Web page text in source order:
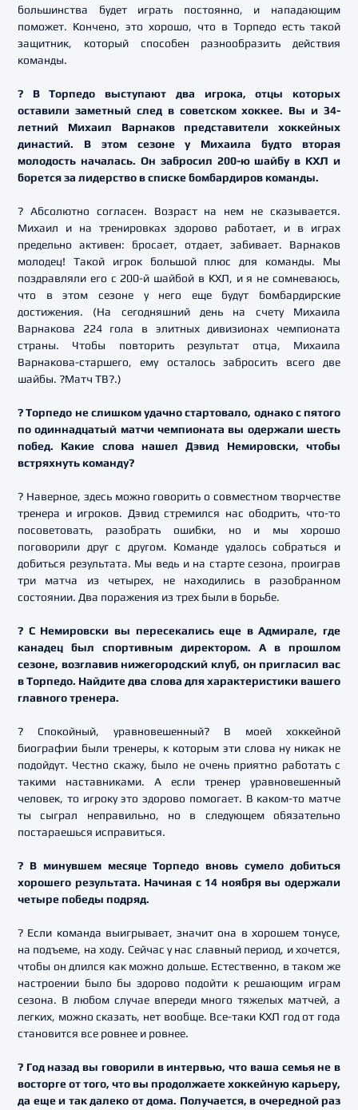
большинства будет играть постоянно, и нападающим
поможет. Кончено, это хорошо, что в Торпедо есть такой
защитник, который способен разнообразить действия
команды.
? В Торпедо выступают два игрока, отцы которых
оставили заметный след в советском хоккее. Вы и 34-
летний Михаил Варнаков представители хоккейных
династий. В этом сезоне у Михаила будто вторая
молодость началась. Он забросил 200-ю шайбу в КХЛ и
борется за лидерство в списке бомбардиров команды.
? Абсолютно согласен. Возраст на нем не сказывается.
Михаил и на тренировках здорово работает, и в играх
предельно активен: бросает, отдает, забивает. Варнаков
молодец! Такой игрок большой плюс для команды. Мы
поздравляли его с 200-й шайбой в КХЛ, и я не сомневаюсь,
что в этом сезоне у него еще будут бомбардирские
достижения. (На сегодняшний день на счету Михаила
Варнакова 224 гола в элитных дивизионах чемпионата
страны. Чтобы повторить результат отца, Михаила
Варнакова-старшего, ему осталось забросить всего две
шайбы. ?Матч ТВ?.)
? Торпедо не слишком удачно стартовало, однако с пятого
по одиннадцатый матчи чемпионата вы одержали шесть
побед. Какие слова нашел Дэвид Немировски, чтобы
встряхнуть команду?
? Наверное, здесь можно говорить о совместном творчестве
тренера и игроков. Дэвид стремился нас ободрить, что-то
посоветовать, разобрать ошибки, но и мы хорошо
поговорили друг с другом. Команде удалось собраться и
добиться результата. Мы ведь и на старте сезона, проиграв
три матча из четырех, не находились в разобранном
состоянии. Два поражения из трех были в борьбе.
? С Немировски вы пересекались еще в Адмирале, где
канадец был спортивным директором. А в прошлом
сезоне, возглавив нижегородский клуб, он пригласил вас
в Торпедо. Найдите два слова для характеристики вашего
главного тренера.
? Спокойный, уравновешенный? В моей хоккейной
биографии были тренеры, к которым эти слова ну никак не
подойдут. Честно скажу, было не очень приятно работать с
такими наставниками. А если тренер уравновешенный
человек, то игроку это здорово помогает. В каком-то матче
ты сыграл неправильно, но в следующем обязательно
постараешься исправиться.
? В минувшем месяце Торпедо вновь сумело добиться
хорошего результата. Начиная с 14 ноября вы одержали
четыре победы подряд.
? Если команда выигрывает, значит она в хорошем тонусе,
на подъеме, на ходу. Сейчас у нас славный период, и хочется,
чтобы он длился как можно дольше. Естественно, в таком же
настроении было бы здорово подойти к решающим играм
сезона. В любом случае впереди много тяжелых матчей, а
легких, можно сказать, нет вообще. Все-таки КХЛ год от года
становится все ровнее и ровнее.
? Год назад вы говорили в интервью, что ваша семья не в
восторге от того, что вы продолжаете хоккейную карьеру,
да еще и так далеко от дома. Получается, в очередной раз